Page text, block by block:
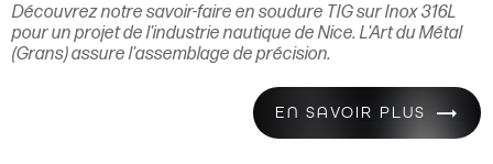
Découvrez notre savoir-faire en soudure TIG sur Inox 316L
pour un projet de l'industrie nautique de Nice. L'Art du Métal
(Grans) assure l'assemblage de précision.
EN SAVOIR PLUS